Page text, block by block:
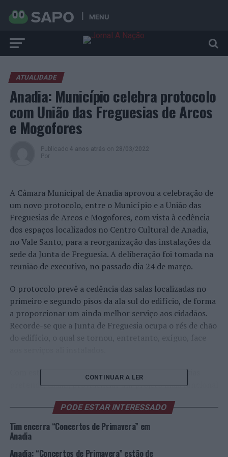
MENU
ATUALIDADE
Anadia: Município celebra protocolo
com União das Freguesias de Arcos
e Mogofores
Publicado 4 anos atrás on 28/03/2022
Por
A Câmara Municipal de Anadia aprovou a celebração de
um novo protocolo, entre o Município e a União das
Freguesias de Arcos e Mogofores, com vista à cedência
dos espaços localizados no Centro Cultural de Anadia,
no Vale Santo, para a reorganização das instalações da
sede da Junta de Freguesia. A deliberação foi tomada na
reunião de executivo, no passado dia 24 de março.
O protocolo prevê a cedência das salas localizadas no
primeiro e segundo pisos da ala sul do edifício, de forma
a proporcionar um ainda melhor serviço aos cidadãos.
Recorde-se que a Junta de Freguesia ocupa o rés de chão
do edifício, o qual se tornou, entretanto, exíguo, face
Com estas novas instalações, a União das Freguesias
pretende, assim, providenciar um projeto mais funcional
para dotar o espaço das condições que permitam uma
resposta mais consentânea com o número de
solicitações e de atendimentos que a Junta de Freguesia
CONTINUAR A LER
PODE ESTAR INTERESSADO
Tim encerra “Concertos de Primavera” em
Anadia
Anadia: “Concertos de Primavera” estão de